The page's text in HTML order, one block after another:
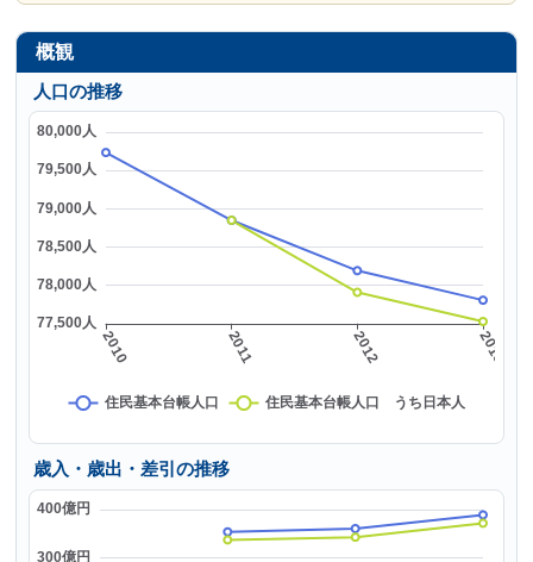
概観
人口の推移
歳入・歳出・差引の推移